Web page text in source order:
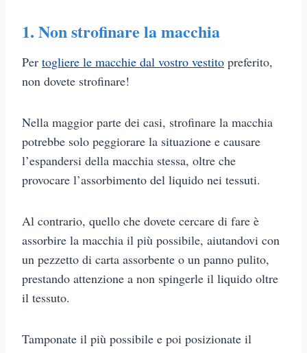
1. Non strofinare la macchia
Per togliere le macchie dal vostro vestito preferito,
non dovete strofinare!
Nella maggior parte dei casi, strofinare la macchia
potrebbe solo peggiorare la situazione e causare
l’espandersi della macchia stessa, oltre che
provocare l’assorbimento del liquido nei tessuti.
Al contrario, quello che dovete cercare di fare è
assorbire la macchia il più possibile, aiutandovi con
un pezzetto di carta assorbente o un panno pulito,
prestando attenzione a non spingerle il liquido oltre
il tessuto.
Tamponate il più possibile e poi posizionate il